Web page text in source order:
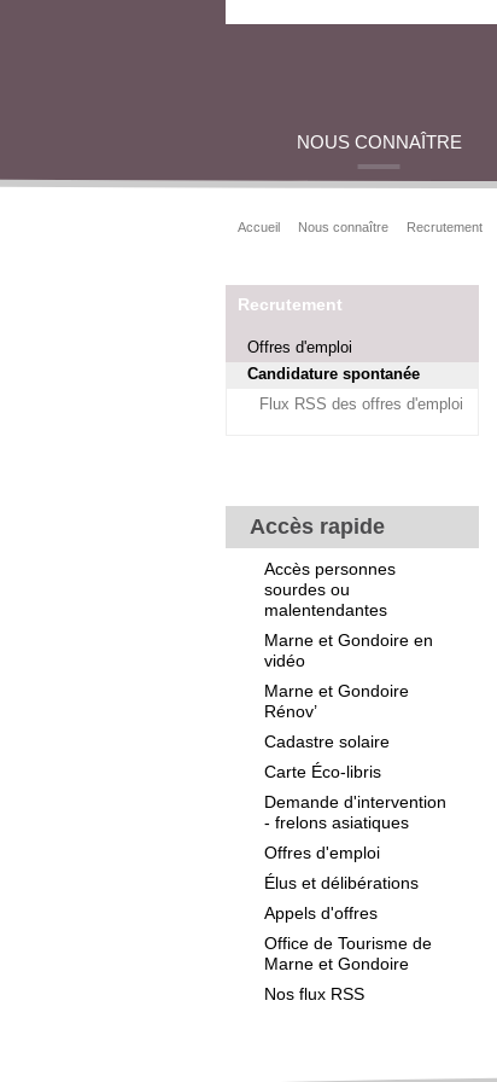
NOUS CONNAÎTRE
Accueil Nous connaître Recrutement
Recrutement
Offres d'emploi
Candidature spontanée
Flux RSS des offres d'emploi
Accès rapide
Accès personnes
sourdes ou
malentendantes
Marne et Gondoire en
vidéo
Marne et Gondoire
Rénov’
Cadastre solaire
Carte Éco-libris
Demande d'intervention
- frelons asiatiques
Offres d'emploi
Élus et délibérations
Appels d'offres
Office de Tourisme de
Marne et Gondoire
Nos flux RSS